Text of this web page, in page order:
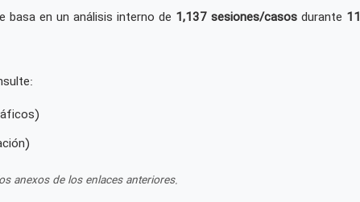
basa en un análisis interno de 1,137 sesiones/casosdurante 11
anexos de los enlaces anteriores.